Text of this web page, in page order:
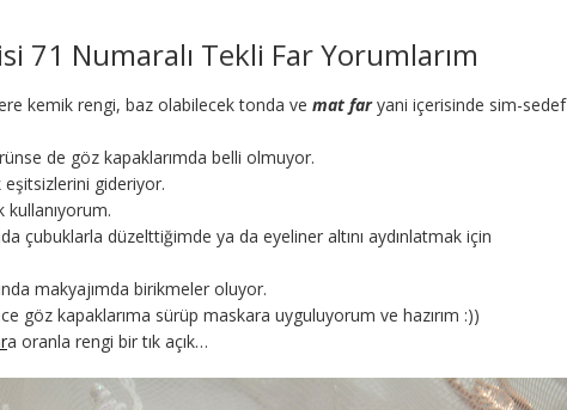
71 Numaralı Tekli Far Yorumlarım
kemik rengi, baz olabilecek tonda ve mat faryani içerisinde sim-sedef
de göz kapaklarımda belli olmuyor.
eşitsizlerini gideriyor.
çubuklarla düzelttiğimde ya da eyeliner altını aydınlatmak için
makyajımda birikmeler oluyor.
göz kapaklarıma sürüp maskara uyguluyorum ve hazırım :))
a oranla rengi bir tık açık…